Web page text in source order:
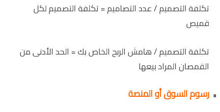
تكلفة التصميم / عدد التصاميم = تكلفة التصميم لكل
قميص
تكلفة التصميم / هامش الربح الخاص بك = الحد الأدنى من
القمصان المراد بيعها
رسوم السوق أو المنصة